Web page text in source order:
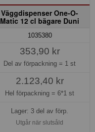
Väggdispenser One-O-
Matic 12 cl bägare Duni
1035380
353,90 kr
Del av förpackning = 1 st
2.123,40 kr
Hel förpackning = 6*1 st
Lager: 3 del av förp.
Utgår när slutsåld